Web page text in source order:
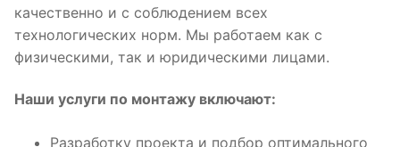
качественно и с соблюдением всех
технологических норм. Мы работаем как с
физическими, так и юридическими лицами.
Наши услуги по монтажу включают:
Разработку проекта и подбор оптимального